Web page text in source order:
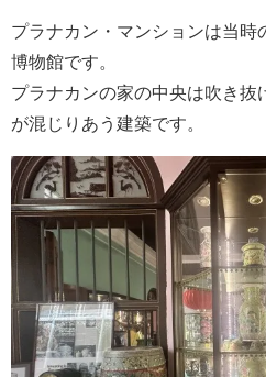
プラナカン・マンションは当時
博物館です。
プラナカンの家の中央は吹き抜
が混じりあう建築です。